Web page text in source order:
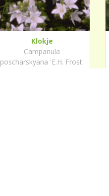
Klokje
Campanula
poscharskyana 'E.H. Frost'